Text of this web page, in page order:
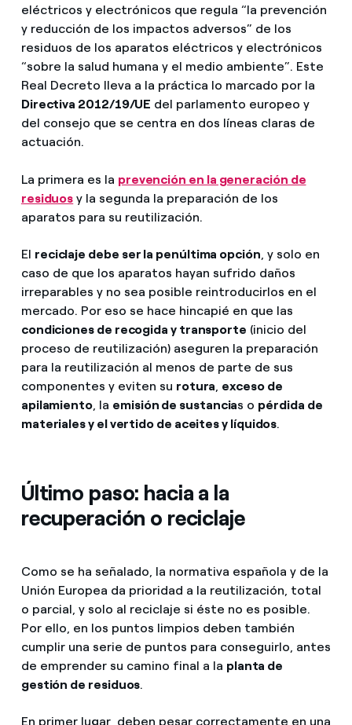
eléctricos y electrónicos que regula “la prevención
y reducción de los impactos adversos” de los
residuos de los aparatos eléctricos y electrónicos
“sobre la salud humana y el medio ambiente”. Este
Real Decreto lleva a la práctica lo marcado por la
Directiva 2012/19/UE del parlamento europeo y
del consejo que se centra en dos líneas claras de
actuación.
La primera es la prevención en la generación de
residuos y la segunda la preparación de los
aparatos para su reutilización.
El reciclaje debe ser la penúltima opción , y solo en
caso de que los aparatos hayan sufrido daños
irreparables y no sea posible reintroducirlos en el
mercado. Por eso se hace hincapié en que las
condiciones de recogida y transporte (inicio del
proceso de reutilización) aseguren la preparación
para la reutilización al menos de parte de sus
componentes y eviten su rotura exceso de
apilamiento , la emisión de sustancias o pérdida de
materiales y el vertido de aceites y líquidos.
Último paso: hacia a la
recuperación o reciclaje
Como se ha señalado, la normativa española y de la
Unión Europea da prioridad a la reutilización, total
o parcial, y solo al reciclaje si éste no es posible.
Por ello, en los puntos limpios deben también
cumplir una serie de puntos para conseguirlo, antes
de emprender su camino final a la planta de
gestión de residuos.
En primer lugar, deben pesar correctamente en una